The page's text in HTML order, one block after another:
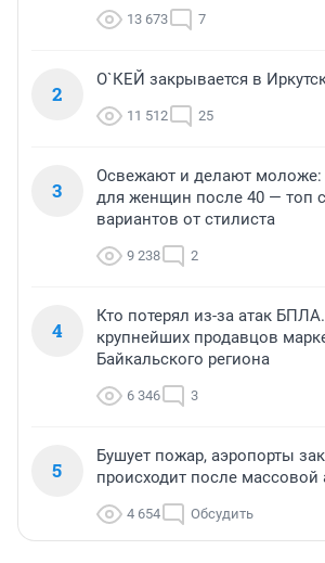
13 673 7
2
О`КЕЙ закрывается в
11 512 25
3
Освежают и делают моложе:
для женщин после 40 — топ
вариантов от стилиста
9 238 2
4
Кто потерял из-за атак
крупнейших продавцов
Байкальского региона
6 346 3
5
Бушует пожар, аэропорты
происходит после массовой
4 654 Обсудить